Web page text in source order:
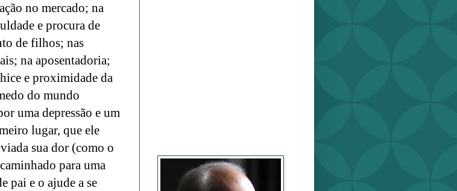
no mercado; na
e procura de
de filhos; nas
na aposentadoria;
e proximidade da
do mundo
uma depressão e um
lugar, que ele
sua dor (como o
para uma
pai e o ajude a se